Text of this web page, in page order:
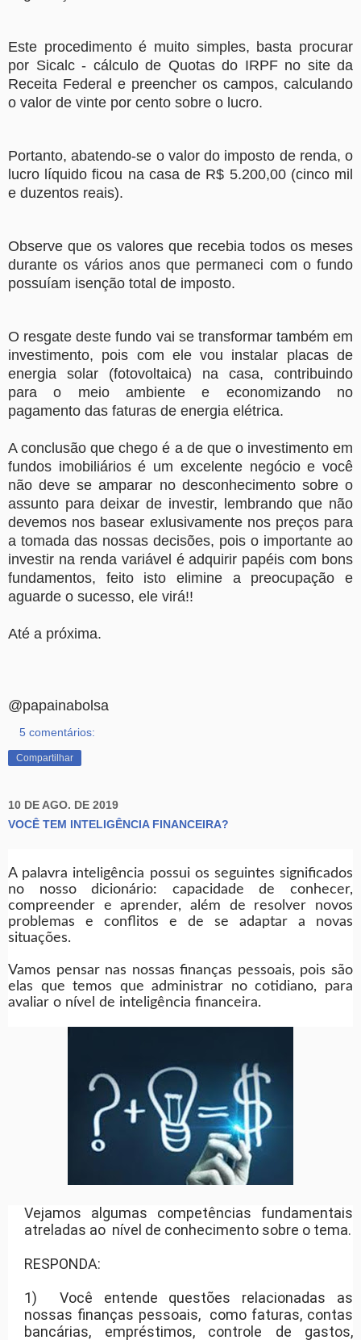
Este procedimento é muito simples, basta procurar
por Sicalc - cálculo de Quotas do IRPF no site da
Receita Federal e preencher os campos, calculando
o valor de vinte por cento sobre o lucro.
Portanto, abatendo-se o valor do imposto de renda, o
lucro líquido ficou na casa de R$ 5.200,00 (cinco mil
e duzentos reais).
Observe que os valores que recebia todos os meses
durante os vários anos que permaneci com o fundo
possuíam isenção total de imposto.
O resgate deste fundo vai se transformar também em
investimento, pois com ele vou instalar placas de
energia solar (fotovoltaica) na casa, contribuindo
para o meio ambiente e economizando no
pagamento das faturas de energia elétrica.
A conclusão que chego é a de que o investimento em
fundos imobiliários é um excelente negócio e você
não deve se amparar no desconhecimento sobre o
assunto para deixar de investir, lembrando que não
devemos nos basear exlusivamente nos preços para
a tomada das nossas decisões, pois o importante ao
investir na renda variável é adquirir papéis com bons
fundamentos, feito isto elimine a preocupação e
aguarde o sucesso, ele virá!!
Até a próxima.
@papainabolsa
5 comentários:
Compartilhar
10 DE AGO. DE 2019
VOCÊ TEM INTELIGÊNCIA FINANCEIRA?
A palavra inteligência possui os seguintes significados
no nosso dicionário: capacidade de conhecer,
compreender e aprender, além de resolver novos
problemas e conflitos e de se adaptar a novas
situações.
Vamos pensar nas nossas finanças pessoais, pois são
elas que temos que administrar no cotidiano, para
avaliar o nível de inteligência financeira.
Vejamos algumas competências fundamentais
atreladas ao nível de conhecimento sobre o tema.
RESPONDA:
1) Você entende questões relacionadas as
nossas finanças pessoais, como faturas, contas
bancárias, empréstimos, controle de gastos,